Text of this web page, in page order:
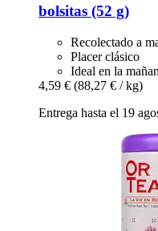
bolsitas (52 g)
Recolectado a
Placer clásico
Ideal en la
4,59 € (88,27 € / kg)
Entrega hasta el 19